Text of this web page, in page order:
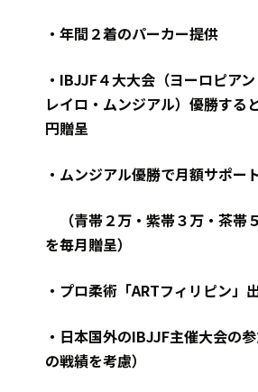
・年間２着のパーカー提供
・IBJJF４大大会（ヨーロピア
レイロ・ムンジアル）優勝する
円贈呈
・ムンジアル優勝で月額サポー
（青帯２万・紫帯３万・茶帯
を毎月贈呈）
・プロ柔術「ARTフィリピン」
・日本国外のIBJJF主催大会の
の戦績を考慮）